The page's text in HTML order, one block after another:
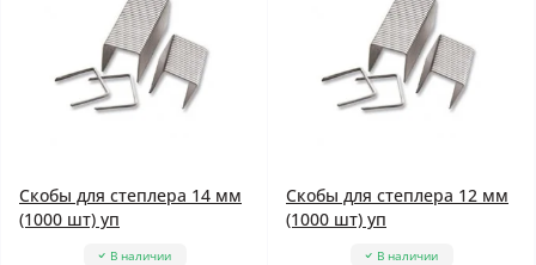
Скобы для степлера 14 мм
(1000 шт) уп
В наличии
Скобы для степлера 12 мм
(1000 шт) уп
В наличии